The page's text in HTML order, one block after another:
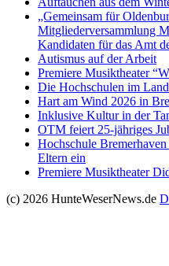
„Gemeinsam für
Mitgliederversammlung
Kandidaten für das Amt
Autismus auf der Arbeit
Premiere Musiktheater
Die Hochschulen im
Hart am Wind 2026 in
Inklusive Kultur in der
OTM feiert 25-jähriges
Hochschule
Eltern ein
Premiere Musiktheater
(c) 2026 HunteWeserNews.de